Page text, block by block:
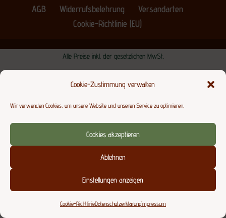
Cookie-Zustimmung verwalten
Wir verwenden Cookies, um unsere Website und unseren Service zu optimieren.
Cookies akzeptieren
Ablehnen
Einstellungen anzeigen
Cookie-RichtlinieDatenschutzerklärungImpressum
AGB
Widerrufsbelehrung
Versandarten
Cookie-Richtlinie (EU)
Alle Preise inkl. der gesetzlichen MwSt.